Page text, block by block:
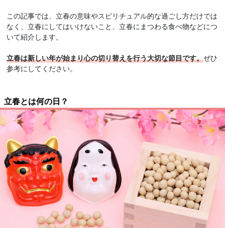
この記事では、立春の意味やスピリチュアル的な過ごし方だけでは
なく、立春にしてはいけないこと、立春にまつわる食べ物などにつ
いて紹介します。
立春は新しい年が始まり心の切り替えを行う大切な節目です。ぜひ
参考にしてください。
立春とは何の日？